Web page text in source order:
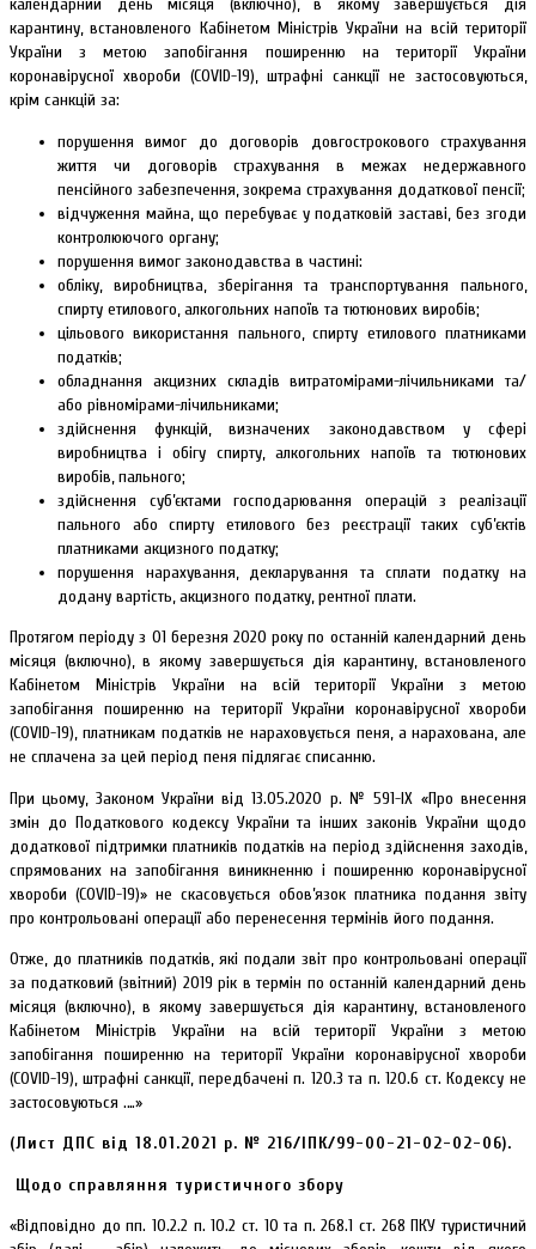
календарний день місяця (включно), в якому завершується дія
карантину, встановленого Кабінетом Міністрів України на всій території
України з метою запобігання поширенню на території України
коронавірусної хвороби (COVID-19), штрафні санкції не застосовуються,
крім санкцій за:
порушення вимог до договорів довгострокового страхування
життя чи договорів страхування в межах недержавного
пенсійного забезпечення, зокрема страхування додаткової пенсії;
відчуження майна, що перебуває у податковій заставі, без згоди
контролюючого органу;
порушення вимог законодавства в частині:
обліку, виробництва, зберігання та транспортування пального,
спирту етилового, алкогольних напоїв та тютюнових виробів;
цільового використання пального, спирту етилового платниками
податків;
обладнання акцизних складів витратомірами-лічильниками та/
або рівномірами-лічильниками;
здійснення функцій, визначених законодавством у сфері
виробництва і обігу спирту, алкогольних напоїв та тютюнових
виробів, пального;
здійснення суб’єктами господарювання операцій з реалізації
пального або спирту етилового без реєстрації таких суб’єктів
платниками акцизного податку;
порушення нарахування, декларування та сплати податку на
додану вартість, акцизного податку, рентної плати.
Протягом періоду з 01 березня 2020 року по останній календарний день
місяця (включно), в якому завершується дія карантину, встановленого
Кабінетом Міністрів України на всій території України з метою
запобігання поширенню на території України коронавірусної хвороби
(COVID-19), платникам податків не нараховується пеня, а нарахована, але
не сплачена за цей період пеня підлягає списанню.
При цьому, Законом України від 13.05.2020 р. № 591-IX «Про внесення
змін до Податкового кодексу України та інших законів України щодо
додаткової підтримки платників податків на період здійснення заходів,
спрямованих на запобігання виникненню і поширенню коронавірусної
хвороби (COVID-19)» не скасовується обов’язок платника подання звіту
про контрольовані операції або перенесення термінів його подання.
Отже, до платників податків, які подали звіт про контрольовані операції
за податковий (звітний) 2019 рік в термін по останній календарний день
місяця (включно), в якому завершується дія карантину, встановленого
Кабінетом Міністрів України на всій території України з метою
запобігання поширенню на території України коронавірусної хвороби
(COVID-19), штрафні санкції, передбачені п. 120.3 та п. 120.6 ст. Кодексу не
застосовуються .…»
(Лист ДПС від 18.01.2021 р. № 216/ІПК/99-00-21-02-02-06).
Щодо справляння туристичного збору
«Відповідно до пп. 10.2.2 п. 10.2 ст. 10 та п. 268.1 ст. 268 ПКУ туристичний